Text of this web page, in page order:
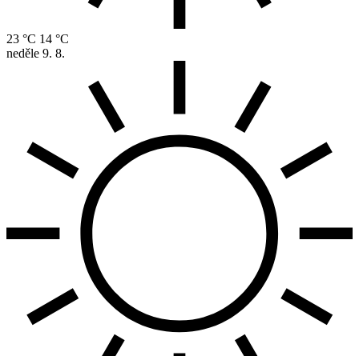
23 °C 14 °C
neděle 9. 8.